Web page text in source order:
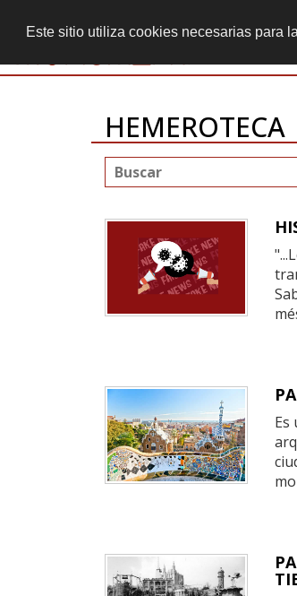
Este sitio utiliza cookies necesarias para
HEMEROTECA
Es